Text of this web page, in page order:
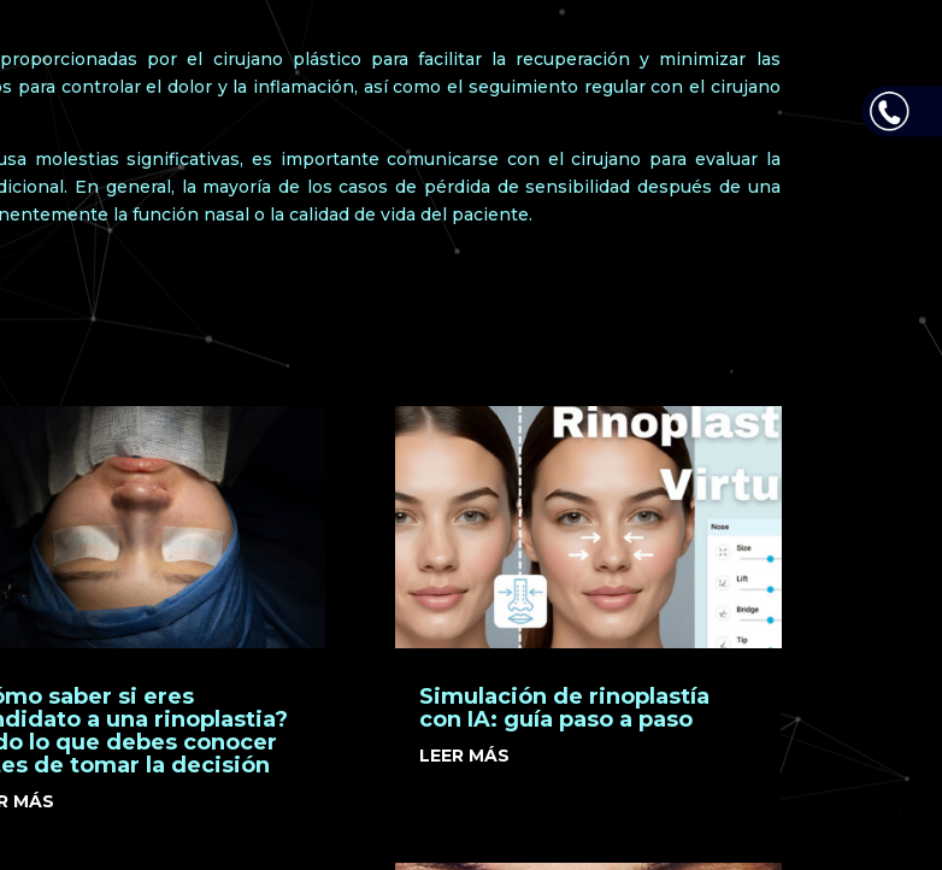
por el cirujano plástico para facilitar la recuperación y minimizar las
para controlar el dolor y la inflamación, así como el seguimiento regular con el cirujano
molestias significativas, es importante comunicarse con el cirujano para evaluar la
En general, la mayoría de los casos de pérdida de sensibilidad después de una
la función nasal o la calidad de vida del paciente.
saber si eres
a una rinoplastia?
lo que debes conocer
de tomar la decisión
MÁS
Simulación de rinoplastía
con IA: guía paso a paso
LEER MÁS